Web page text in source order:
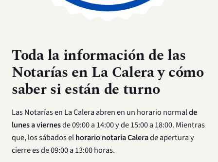
Toda la información de las
Notarías en La Calera y cómo
saber si están de turno
Las Notarías en La Calera abren en un horario normalde
lunes a viernesde 09:00 a 14:00 y de 15:00 a 18:00. Mientras
que, los sábados elhorario notaria Calerade apertura y
cierre es de 09:00 a 13:00 horas.